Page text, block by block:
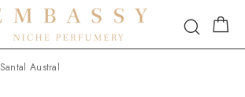
Santal Austral